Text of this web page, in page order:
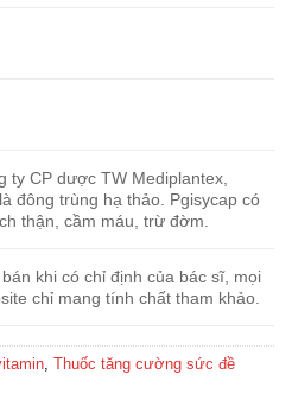
ty CP dược TW Mediplantex,
đông trùng hạ thảo. Pgisycap có
thận, cầm máu, trừ đờm.
khi có chỉ định của bác sĩ, mọi
chỉ mang tính chất tham khảo.
, Thuốc tăng cường sức đề